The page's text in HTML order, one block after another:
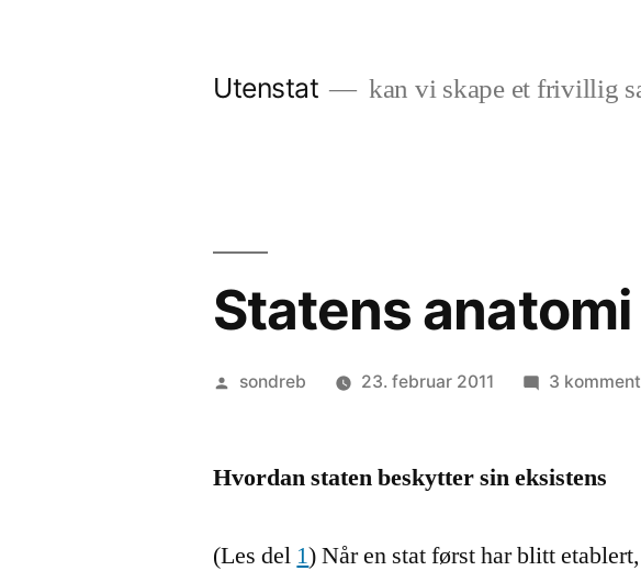
Utenstat kan vi skape et frivillig
Statens
Publisert
sondreb 23. februar 2011 3
Hvordan staten beskytter sin eksistens
(Les del 1) Når en stat først har blitt